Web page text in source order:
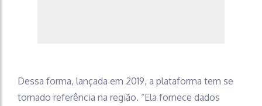
Dessa forma, lançada em 2019, a plataforma tem se
tornado referência na região. “Ela fornece dados